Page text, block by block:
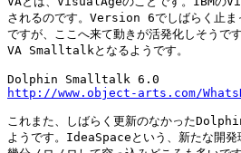
されるのです。Version 6でしばらく止ま
ですが、ここへ来て動きが活発化しそう
VA Smalltalkとなるようです。
http://www.object-arts.com/
これまた、しばらく更新のなかった
ようです。IdeaSpaceという、新たな開発